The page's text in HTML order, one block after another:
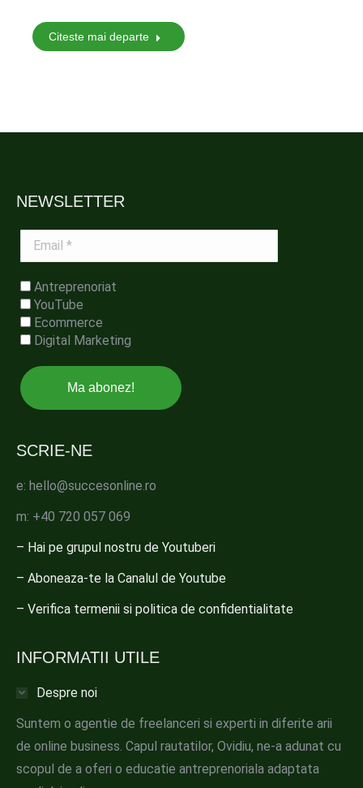
Citeste mai departe
NEWSLETTER
Email
Antreprenoriat
YouTube
Ecommerce
Digital Marketing
SCRIE-NE
e: hello@succesonline.ro
m: +40 720 057 069
– Hai pe grupul nostru de Youtuberi
– Aboneaza-te la Canalul de Youtube
– Verifica termenii si politica de confidentialitate
INFORMATII UTILE
Despre noi
Suntem o agentie de freelanceri si experti in diferite arii
de online business. Capul rautatilor, Ovidiu, ne-a adunat cu
scopul de a oferi o educatie antreprenoriala adaptata